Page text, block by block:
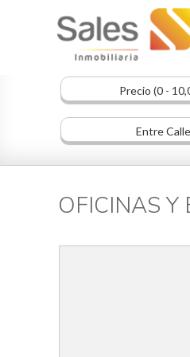
Precio (0 -
Entre
OFICINAS Y